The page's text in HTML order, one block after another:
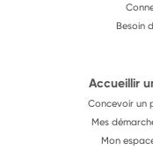
Besoin
Accueillir
Concevoir un
Mes
Mon